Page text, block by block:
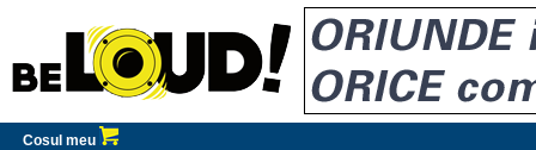
Cosul meu